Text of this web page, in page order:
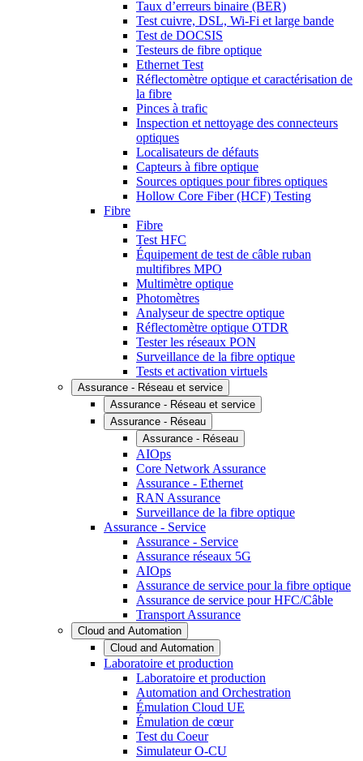
Taux d’erreurs binaire (BER)
Test cuivre, DSL, Wi-Fi et large bande
Test de DOCSIS
Testeurs de fibre optique
Ethernet Test
Réflectomètre optique et caractérisation de
la fibre
Pinces à trafic
Inspection et nettoyage des connecteurs
optiques
Localisateurs de défauts
Capteurs à fibre optique
Sources optiques pour fibres optiques
Hollow Core Fiber (HCF) Testing
Fibre
Fibre
Test HFC
Équipement de test de câble ruban
multifibres MPO
Multimètre optique
Photomètres
Analyseur de spectre optique
Réflectomètre optique OTDR
Tester les réseaux PON
Surveillance de la fibre optique
Tests et activation virtuels
Assurance - Réseau et service
Assurance - Réseau et service
Assurance - Réseau
Assurance - Réseau
AIOps
Core Network Assurance
Assurance - Ethernet
RAN Assurance
Surveillance de la fibre optique
Assurance - Service
Assurance - Service
Assurance réseaux 5G
AIOps
Assurance de service pour la fibre optique
Assurance de service pour HFC/Câble
Transport Assurance
Cloud and Automation
Cloud and Automation
Laboratoire et production
Laboratoire et production
Automation and Orchestration
Émulation Cloud UE
Émulation de cœur
Test du Coeur
Simulateur O-CU